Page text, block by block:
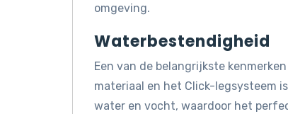
omgeving.
Waterbestendigheid
Een van de belangrijkste
materiaal en het Click-legsysteem
water en vocht, waardoor het